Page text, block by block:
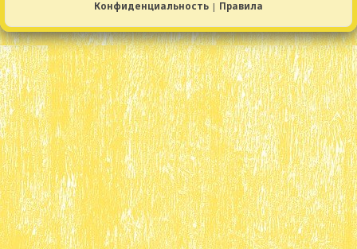
Конфиденциальность | Правила